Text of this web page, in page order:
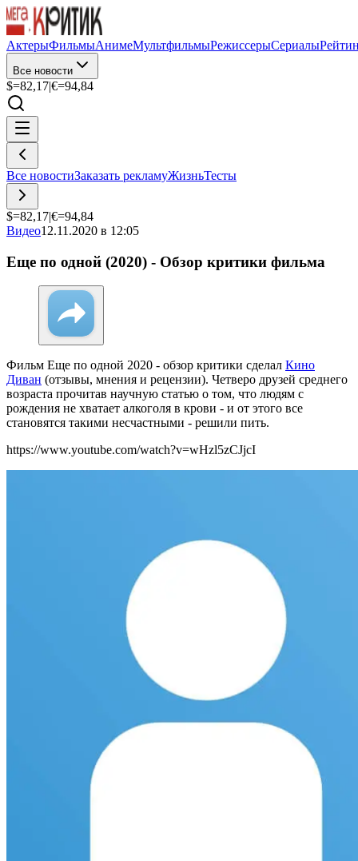
АктерыФильмыАнимеМультфильмыРежиссерыСериалы
Все новости
$=82,17|€=94,84
Все новостиЗаказать рекламуЖизньТесты
$=82,17|€=94,84
Видео12.11.2020 в 12:05
Еще по одной (2020) - Обзор критики фильма
Фильм Еще по одной 2020 - обзор критики сделал Кино
Диван (отзывы, мнения и рецензии). Четверо друзей среднего
возраста прочитав научную статью о том, что людям с
рождения не хватает алкоголя в крови - и от этого все
становятся такими несчастными - решили пить.
https://www.youtube.com/watch?v=wHzl5zCJjcI